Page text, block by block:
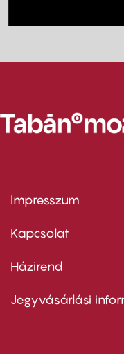
Footer
first
Impresszum
Kapcsolat
Footer
second
Házirend
Jegyvásárlási